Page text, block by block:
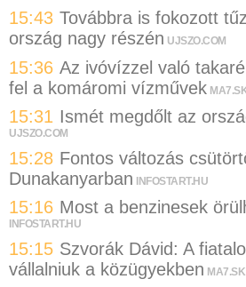
15:43 Továbbra is fokozott
ország nagy részén UJSZO.COM
15:36 Az ivóvízzel való
fel a komáromi vízművek
15:31 Ismét megdőlt az
UJSZO.COM
15:28 Fontos változás
Dunakanyarban INFOSTART.HU
15:16 Most a benzinesek
INFOSTART.HU
15:15 Szvorák Dávid: A
vállalniuk a közügyekben MA7.SK